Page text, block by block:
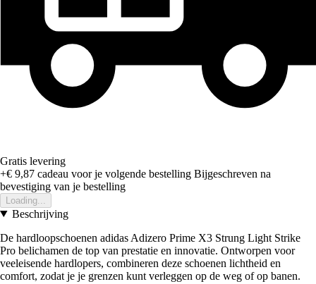
Gratis levering
+€ 9,87 cadeau voor je volgende bestelling Bijgeschreven na
bevestiging van je bestelling
Loading...
Beschrijving
De hardloopschoenen adidas Adizero Prime X3 Strung Light Strike
Pro belichamen de top van prestatie en innovatie. Ontworpen voor
veeleisende hardlopers, combineren deze schoenen lichtheid en
comfort, zodat je je grenzen kunt verleggen op de weg of op banen.